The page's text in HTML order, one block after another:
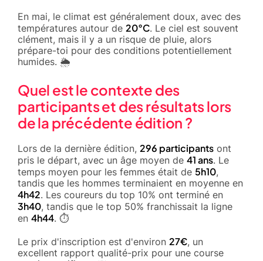
En mai, le climat est généralement doux, avec des
températures autour de 20°C. Le ciel est souvent
clément, mais il y a un risque de pluie, alors
prépare-toi pour des conditions potentiellement
humides. 🌦️
Quel est le contexte des
participants et des résultats lors
de la précédente édition ?
Lors de la dernière édition, 296 participants ont
pris le départ, avec un âge moyen de 41 ans. Le
temps moyen pour les femmes était de 5h10,
tandis que les hommes terminaient en moyenne en
4h42. Les coureurs du top 10% ont terminé en
3h40, tandis que le top 50% franchissait la ligne
en 4h44. ⏱️
Le prix d'inscription est d'environ 27€, un
excellent rapport qualité-prix pour une course